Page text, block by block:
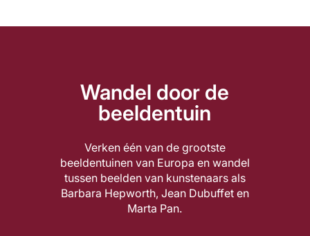
Wandel door de
beeldentuin
Verken één van de grootste
beeldentuinen van Europa en wandel
tussen beelden van kunstenaars als
Barbara Hepworth, Jean Dubuffet en
Marta Pan.